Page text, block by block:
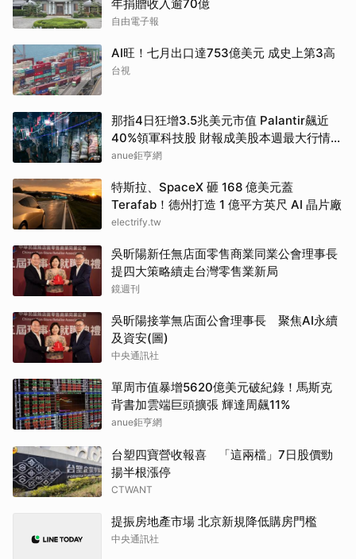
年捐贈收入逾70億
自由電子報
AI旺！七月出口達753億美元 成史上第3高
台視
那指4日狂增3.5兆美元市值 Palantir飆近
40%領軍科技股 財報成美股本週最大行情推
手
anue鉅亨網
特斯拉、SpaceX 砸 168 億美元蓋
Terafab！德州打造 1 億平方英尺 AI 晶片廠
electrify.tw
吳昕陽新任無店面零售商業同業公會理事長
提四大策略續走台灣零售業新局
鏡週刊
吳昕陽接掌無店面公會理事長 聚焦AI永續
及資安(圖)
中央通訊社
單周市值暴增5620億美元破紀錄！馬斯克
背書加雲端巨頭擴張 輝達周飆11%
anue鉅亨網
台塑四寶營收報喜 「這兩檔」7日股價勁
揚半根漲停
CTWANT
提振房地產市場 北京新規降低購房門檻
中央通訊社